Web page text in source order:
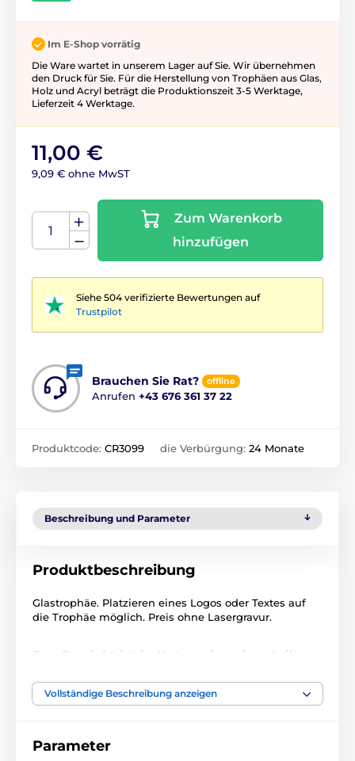
Im E-Shop vorrätig
Die Ware wartet in unserem Lager auf Sie. Wir übernehmen
den Druck für Sie. Für die Herstellung von Trophäen aus Glas,
Holz und Acryl beträgt die Produktionszeit 3-5 ​​Werktage,
Lieferzeit 4 Werktage.
11,00 €
9,09 € ohne MwST
Zum Warenkorb
hinzufügen
Siehe 504 verifizierte Bewertungen auf
Trustpilot
Brauchen Sie Rat? offline
Anrufen +43 676 361 37 22
Produktcode: CR3099 die Verbürgung: 24 Monate
Beschreibung und Parameter
Produktbeschreibung
Glastrophäe. Platzieren eines Logos oder Textes auf
die Trophäe möglich. Preis ohne Lasergravur.
Das Produkt ist in Kategorien eingeteilt
Golf Glastrophäen mit Druck
Vollständige Beschreibung anzeigen
Parameter